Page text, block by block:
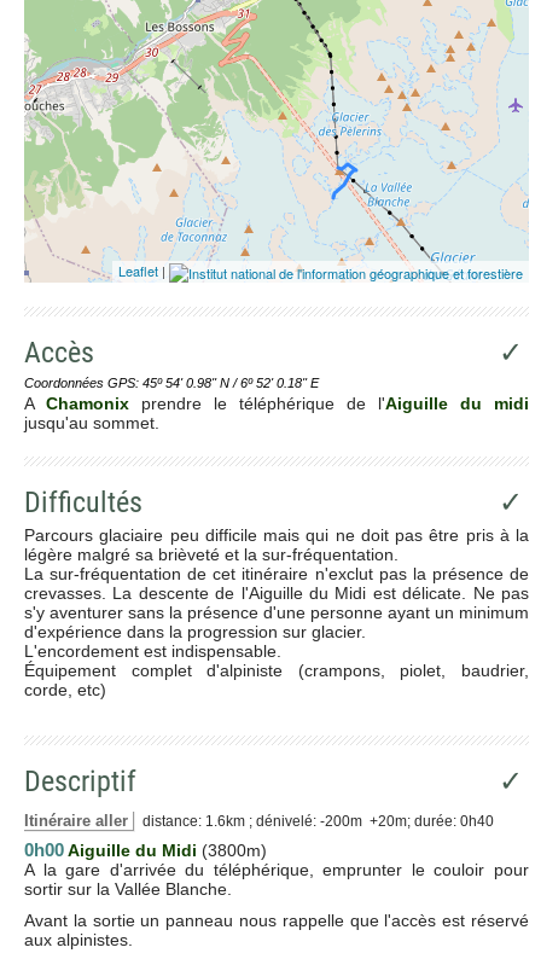
Leaflet |
Accès ✓
Coordonnées GPS: 45º 54' 0.98'' N / 6º 52' 0.18'' E
A Chamonix prendre le téléphérique de l'Aiguille du midi
jusqu'au sommet.
Difficultés ✓
Parcours glaciaire peu difficile mais qui ne doit pas être pris à la
légère malgré sa brièveté et la sur-fréquentation.
La sur-fréquentation de cet itinéraire n'exclut pas la présence de
crevasses. La descente de l'Aiguille du Midi est délicate. Ne pas
s'y aventurer sans la présence d'une personne ayant un minimum
d'expérience dans la progression sur glacier.
L'encordement est indispensable.
Équipement complet d'alpiniste (crampons, piolet, baudrier,
corde, etc)
Descriptif ✓
Itinéraire aller distance: 1.6km ; dénivelé: -200m +20m; durée: 0h40
0h00Aiguille du Midi (3800m)
A la gare d'arrivée du téléphérique, emprunter le couloir pour
sortir sur la Vallée Blanche.
Avant la sortie un panneau nous rappelle que l'accès est réservé
aux alpinistes.